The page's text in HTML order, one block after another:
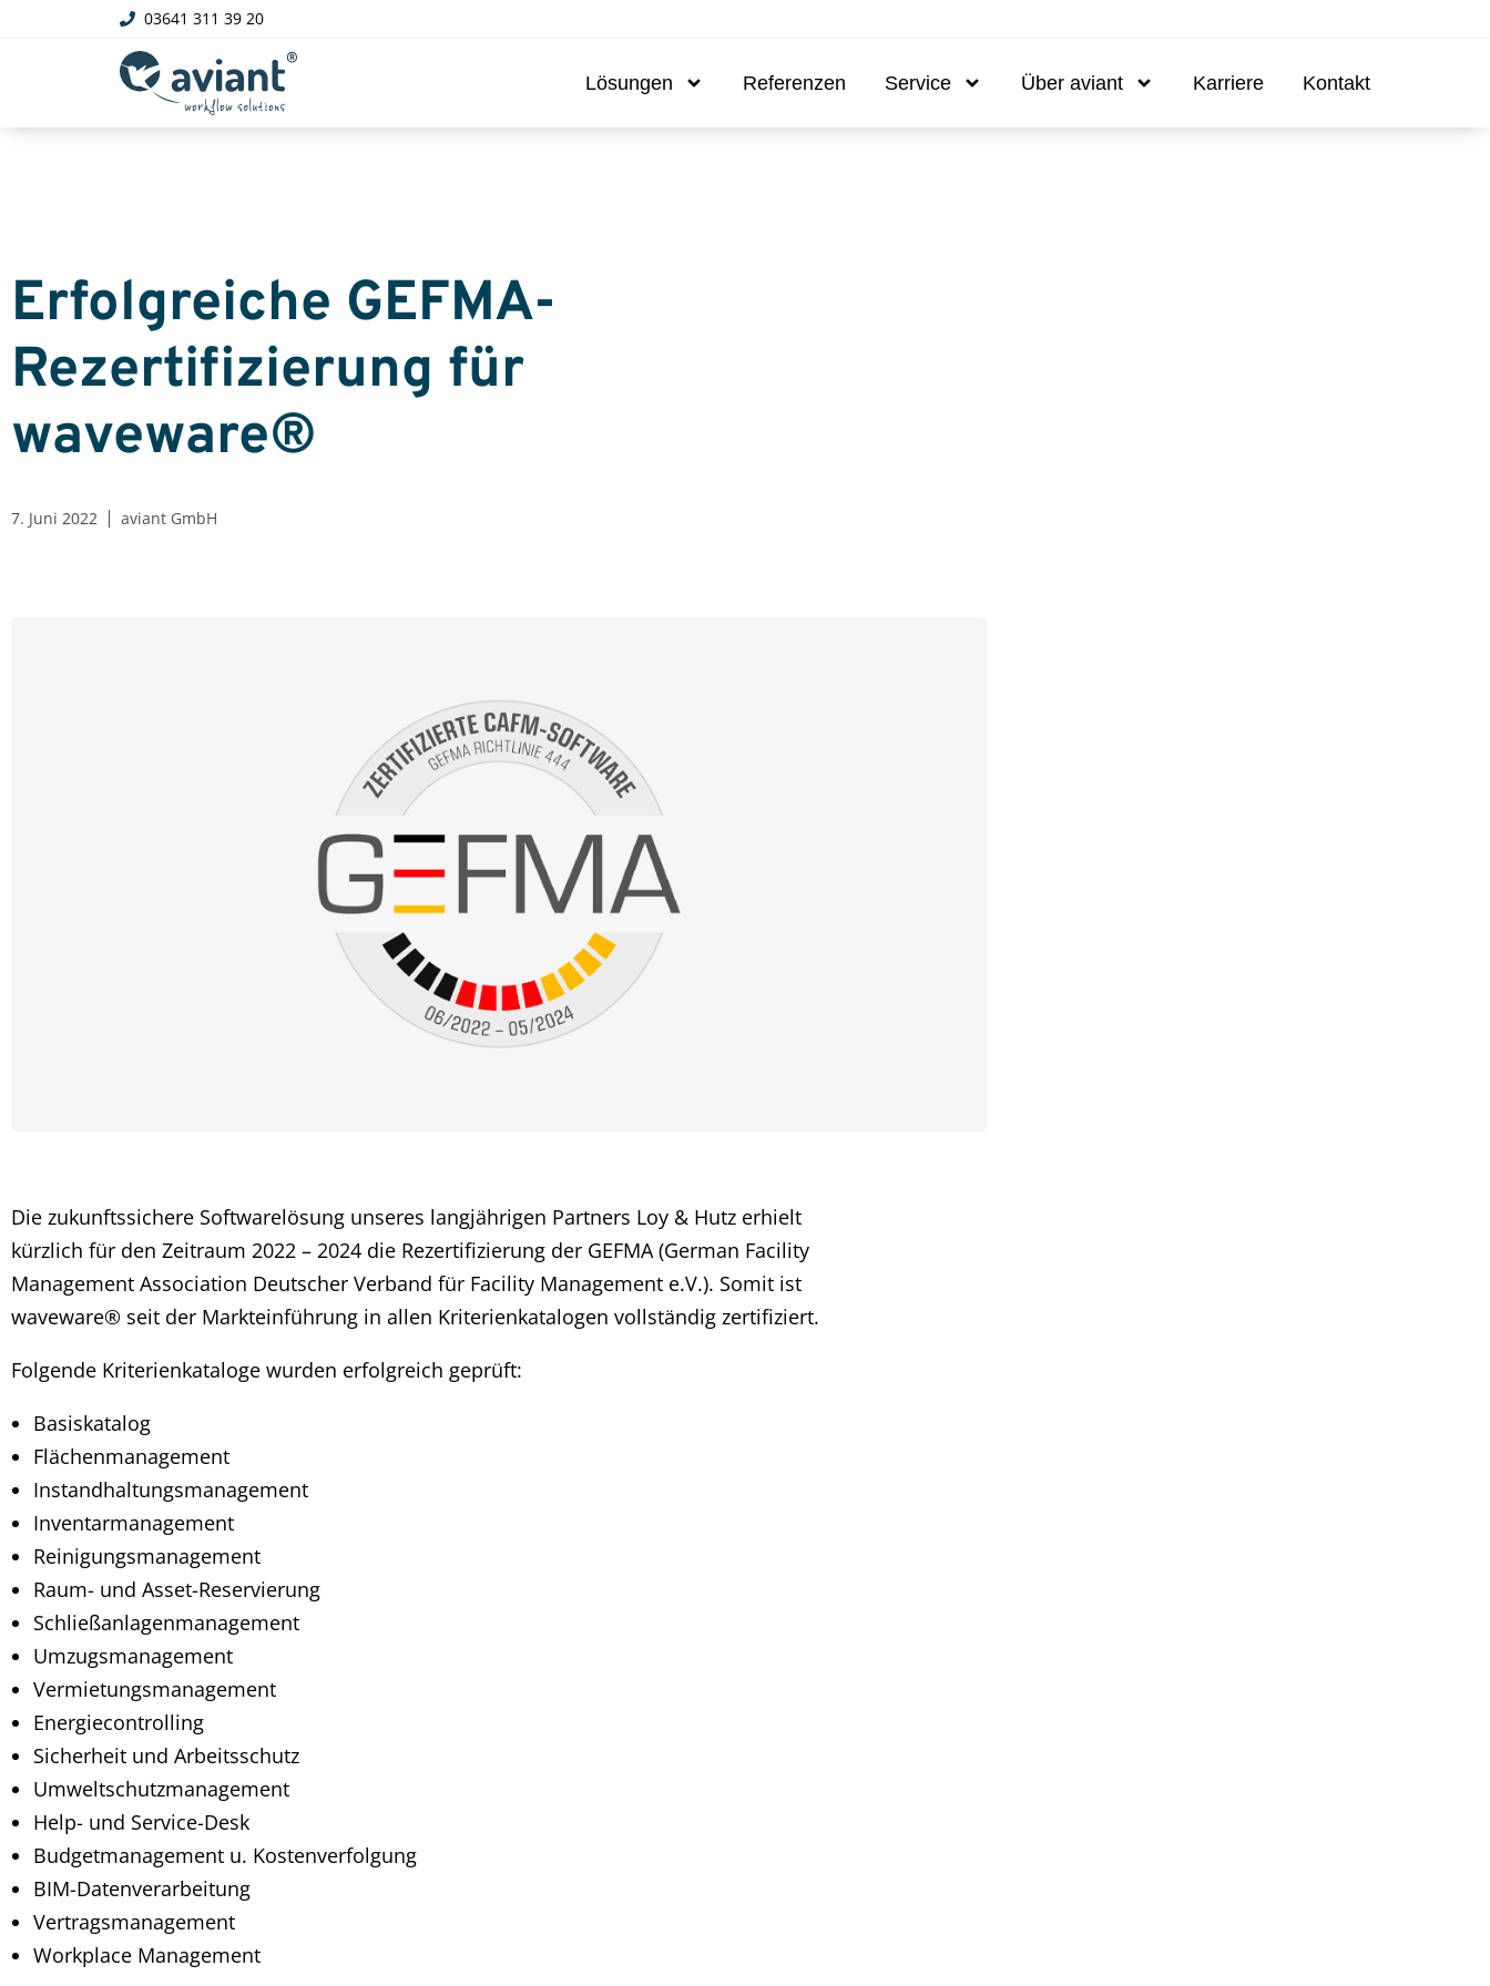
03641 311 39 20
Lösungen Referenzen Service Über aviant Karriere Kontakt
Erfolgreiche GEFMA-
Rezertifizierung für
waveware®
7. Juni 2022 aviant GmbH
Die zukunftssichere Softwarelösung unseres langjährigen Partners Loy & Hutz erhielt
kürzlich für den Zeitraum 2022 – 2024 die Rezertifizierung der GEFMA (German Facility
Management Association Deutscher Verband für Facility Management e.V.). Somit ist
waveware® seit der Markteinführung in allen Kriterienkatalogen vollständig zertifiziert.
Folgende Kriterienkataloge wurden erfolgreich geprüft:
Basiskatalog
Flächenmanagement
Instandhaltungsmanagement
Inventarmanagement
Reinigungsmanagement
Raum- und Asset-Reservierung
Schließanlagenmanagement
Umzugsmanagement
Vermietungsmanagement
Energiecontrolling
Sicherheit und Arbeitsschutz
Umweltschutzmanagement
Help- und Service-Desk
Budgetmanagement u. Kostenverfolgung
BIM-Datenverarbeitung
Vertragsmanagement
Workplace Management